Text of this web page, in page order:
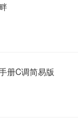
册C调简易版